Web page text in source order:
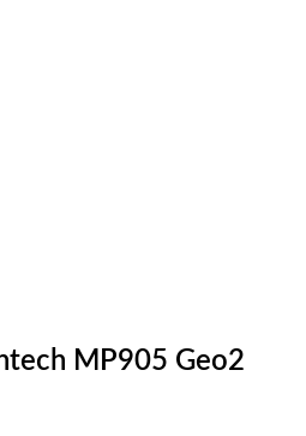
MP905 Geo2